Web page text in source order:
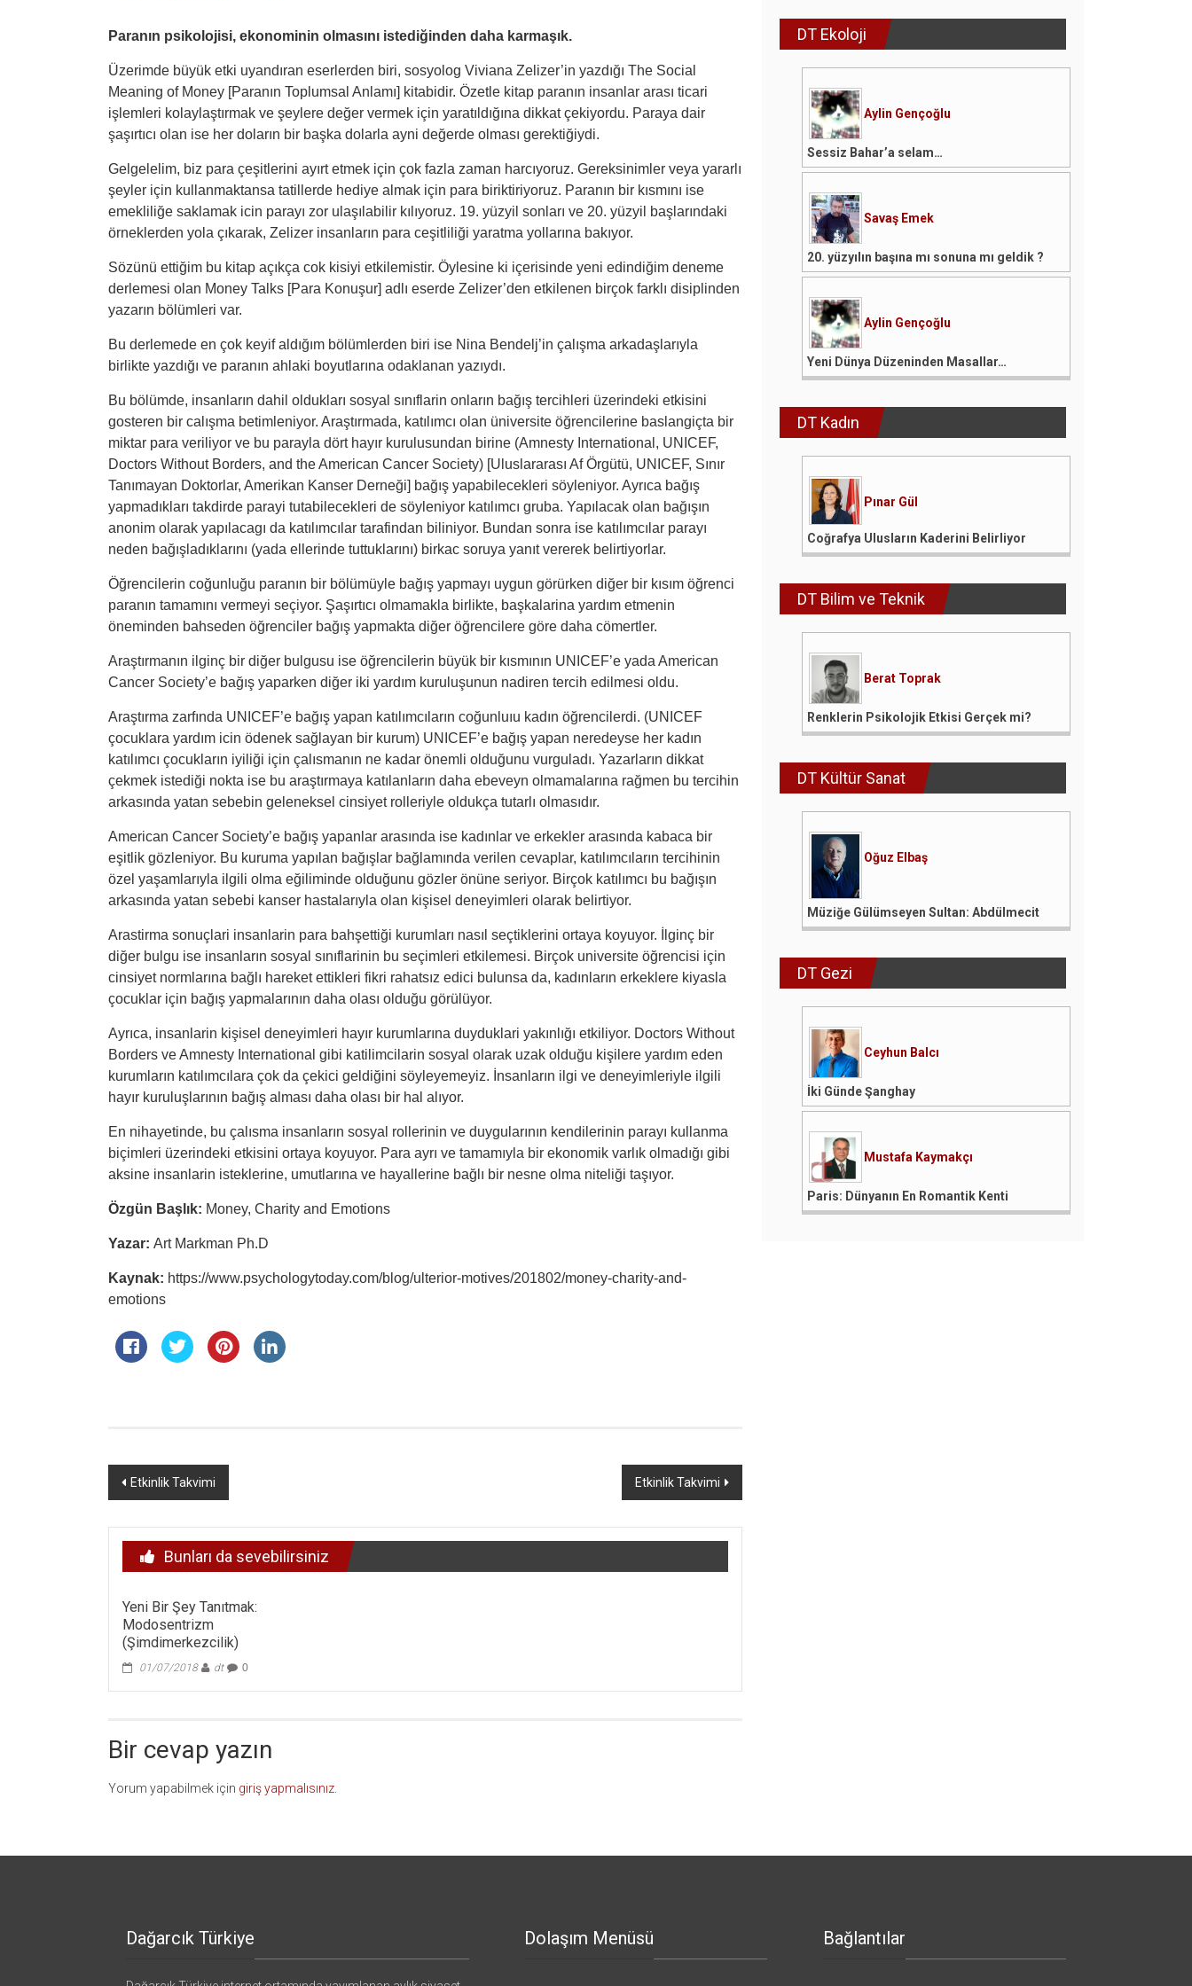
Paranın psikolojisi, ekonominin olmasını istediğinden daha karmaşık.
Üzerimde büyük etki uyandıran eserlerden biri, sosyolog Viviana Zelizer’in yazdığı The Social
Meaning of Money [Paranın Toplumsal Anlamı] kitabidir. Özetle kitap paranın insanlar arası ticari
işlemleri kolaylaştırmak ve şeylere değer vermek için yaratıldığına dikkat çekiyordu. Paraya dair
şaşırtıcı olan ise her doların bir başka dolarla ayni değerde olması gerektiğiydi.
Gelgelelim, biz para çeşitlerini ayırt etmek için çok fazla zaman harcıyoruz. Gereksinimler veya yararlı
şeyler için kullanmaktansa tatillerde hediye almak için para biriktiriyoruz. Paranın bir kısmını ise
emekliliğe saklamak icin parayı zor ulaşılabilir kılıyoruz. 19. yüzyil sonları ve 20. yüzyil başlarındaki
örneklerden yola çıkarak, Zelizer insanların para ceşitliliği yaratma yollarına bakıyor.
Sözünü ettiğim bu kitap açıkça cok kisiyi etkilemistir. Öylesine ki içerisinde yeni edindiğim deneme
derlemesi olan Money Talks [Para Konuşur] adlı eserde Zelizer’den etkilenen birçok farklı disiplinden
yazarın bölümleri var.
Bu derlemede en çok keyif aldığım bölümlerden biri ise Nina Bendelj’in çalışma arkadaşlarıyla
birlikte yazdığı ve paranın ahlaki boyutlarına odaklanan yazıydı.
Bu bölümde, insanların dahil oldukları sosyal sınıflarin onların bağış tercihleri üzerindeki etkisini
gosteren bir calışma betimleniyor. Araştırmada, katılımcı olan üniversite öğrencilerine baslangiçta bir
miktar para veriliyor ve bu parayla dört hayır kurulusundan birine (Amnesty International, UNICEF,
Doctors Without Borders, and the American Cancer Society) [Uluslararası Af Örgütü, UNICEF, Sınır
Tanımayan Doktorlar, Amerikan Kanser Derneği] bağış yapabilecekleri söyleniyor. Ayrıca bağış
yapmadıkları takdirde parayi tutabilecekleri de söyleniyor katılımcı gruba. Yapılacak olan bağışın
anonim olarak yapılacagı da katılımcılar tarafindan biliniyor. Bundan sonra ise katılımcılar parayı
neden bağışladıklarını (yada ellerinde tuttuklarını) birkac soruya yanıt vererek belirtiyorlar.
Öğrencilerin coğunluğu paranın bir bölümüyle bağış yapmayı uygun görürken diğer bir kısım öğrenci
paranın tamamını vermeyi seçiyor. Şaşırtıcı olmamakla birlikte, başkalarina yardım etmenin
öneminden bahseden öğrenciler bağış yapmakta diğer öğrencilere göre daha cömertler.
Araştırmanın ilginç bir diğer bulgusu ise öğrencilerin büyük bir kısmının UNICEF’e yada American
Cancer Society’e bağış yaparken diğer iki yardım kuruluşunun nadiren tercih edilmesi oldu.
Araştırma zarfında UNICEF’e bağış yapan katılımcıların coğunluıu kadın öğrencilerdi. (UNICEF
çocuklara yardım icin ödenek sağlayan bir kurum) UNICEF’e bağış yapan neredeyse her kadın
katılımcı çocukların iyiliği için çalısmanın ne kadar önemli olduğunu vurguladı. Yazarların dikkat
çekmek istediği nokta ise bu araştırmaya katılanların daha ebeveyn olmamalarına rağmen bu tercihin
arkasında yatan sebebin geleneksel cinsiyet rolleriyle oldukça tutarlı olmasıdır.
American Cancer Society’e bağış yapanlar arasında ise kadınlar ve erkekler arasında kabaca bir
eşitlik gözleniyor. Bu kuruma yapılan bağışlar bağlamında verilen cevaplar, katılımcıların tercihinin
özel yaşamlarıyla ilgili olma eğiliminde olduğunu gözler önüne seriyor. Birçok katılımcı bu bağışın
arkasında yatan sebebi kanser hastalarıyla olan kişisel deneyimleri olarak belirtiyor.
Arastirma sonuçlari insanlarin para bahşettiği kurumları nasıl seçtiklerini ortaya koyuyor. İlginç bir
diğer bulgu ise insanların sosyal sınıflarinin bu seçimleri etkilemesi. Birçok universite öğrencisi için
cinsiyet normlarına bağlı hareket ettikleri fikri rahatsız edici bulunsa da, kadınların erkeklere kiyasla
çocuklar için bağış yapmalarının daha olası olduğu görülüyor.
Ayrıca, insanlarin kişisel deneyimleri hayır kurumlarına duyduklari yakınlığı etkiliyor. Doctors Without
Borders ve Amnesty International gibi katilimcilarin sosyal olarak uzak olduğu kişilere yardım eden
kurumların katılımcılara çok da çekici geldiğini söyleyemeyiz. İnsanların ilgi ve deneyimleriyle ilgili
hayır kuruluşlarının bağış alması daha olası bir hal alıyor.
En nihayetinde, bu çalısma insanların sosyal rollerinin ve duygularının kendilerinin parayı kullanma
biçimleri üzerindeki etkisini ortaya koyuyor. Para ayrı ve tamamıyla bir ekonomik varlık olmadığı gibi
aksine insanlarin isteklerine, umutlarına ve hayallerine bağlı bir nesne olma niteliği taşıyor.
Özgün Başlık: Money, Charity and Emotions
Yazar: Art Markman Ph.D
Kaynak: https://www.psychologytoday.com/blog/ulterior-motives/201802/money-charity-and-
emotions
Yazı
Etkinlik Takvimi Etkinlik Takvimi
Bunları da sevebilirsiniz
Yeni Bir Şey Tanıtmak:
Modosentrizm
(Şimdimerkezcilik)
01/07/2018 dt 0
Bir cevap yazın
Yorum yapabilmek için giriş yapmalısınız
DT Ekoloji
Aylin Gençoğlu
Sessiz Bahar’a selam…
Savaş Emek
20. yüzyılın başına mı sonuna mı geldik ?
Aylin Gençoğlu
Yeni Dünya Düzeninden Masallar…
DT Kadın
Pınar Gül
Coğrafya Ulusların Kaderini Belirliyor
DT Bilim ve Teknik
Berat Toprak
Renklerin Psikolojik Etkisi Gerçek mi?
DT Kültür Sanat
Oğuz Elbaş
Müziğe Gülümseyen Sultan: Abdülmecit
DT Gezi
Ceyhun Balcı
İki Günde Şanghay
Mustafa Kaymakçı
Paris: Dünyanın En Romantik Kenti
Dağarcık Türkiye Dolaşım Menüsü Bağlantılar